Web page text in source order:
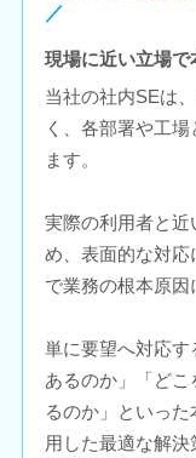
／
現場に近い立場
当社の社内SEは
く、各部署や工
ます。
実際の利用者と近
め、表面的な対応
で業務の根本原因
単に要望へ対応
あるのか」「ど
るのか」といっ
用した最適な解